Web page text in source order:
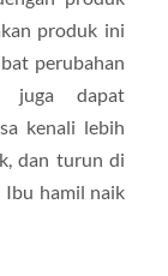
produk ini
perubahan
juga dapat
kenali lebih
dan turun di
Ibu hamil naik